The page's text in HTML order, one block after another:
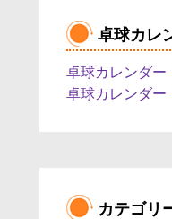
卓球カレ
卓球カレンダー
卓球カレンダー
カテゴリ